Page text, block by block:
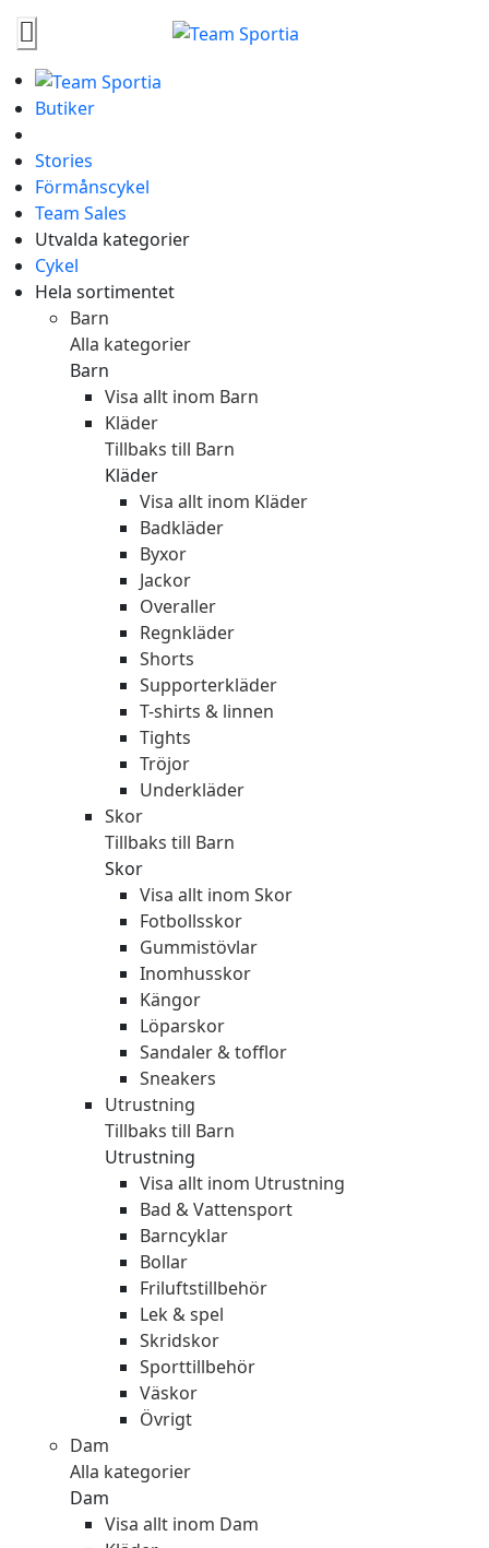
Butiker
Stories
Förmånscykel
Team Sales
Utvalda kategorier
Cykel
Hela sortimentet
Barn
Alla kategorier
Barn
Visa allt inom Barn
Kläder
Tillbaks till Barn
Kläder
Visa allt inom Kläder
Badkläder
Byxor
Jackor
Overaller
Regnkläder
Shorts
Supporterkläder
T-shirts & linnen
Tights
Tröjor
Underkläder
Skor
Tillbaks till Barn
Skor
Visa allt inom Skor
Fotbollsskor
Gummistövlar
Inomhusskor
Kängor
Löparskor
Sandaler & tofflor
Sneakers
Utrustning
Tillbaks till Barn
Utrustning
Visa allt inom Utrustning
Bad & Vattensport
Barncyklar
Bollar
Friluftstillbehör
Lek & spel
Skridskor
Sporttillbehör
Väskor
Övrigt
Dam
Alla kategorier
Dam
Visa allt inom Dam